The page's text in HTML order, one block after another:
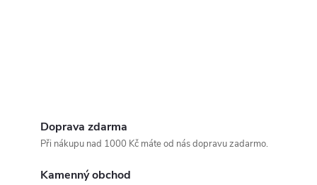
Doprava zdarma
Při nákupu nad 1000 Kč máte od nás dopravu zadarmo.
Kamenný obchod